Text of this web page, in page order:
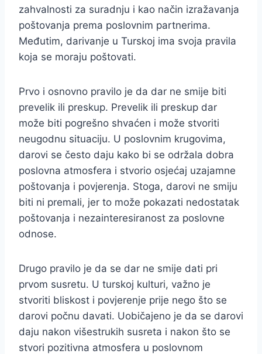
zahvalnosti za suradnju i kao način izražavanja
poštovanja prema poslovnim partnerima.
Međutim, darivanje u Turskoj ima svoja pravila
koja se moraju poštovati.
Prvo i osnovno pravilo je da dar ne smije biti
prevelik ili preskup. Prevelik ili preskup dar
može biti pogrešno shvaćen i može stvoriti
neugodnu situaciju. U poslovnim krugovima,
darovi se često daju kako bi se održala dobra
poslovna atmosfera i stvorio osjećaj uzajamne
poštovanja i povjerenja. Stoga, darovi ne smiju
biti ni premali, jer to može pokazati nedostatak
poštovanja i nezainteresiranost za poslovne
odnose.
Drugo pravilo je da se dar ne smije dati pri
prvom susretu. U turskoj kulturi, važno je
stvoriti bliskost i povjerenje prije nego što se
darovi počnu davati. Uobičajeno je da se darovi
daju nakon višestrukih susreta i nakon što se
stvori pozitivna atmosfera u poslovnom